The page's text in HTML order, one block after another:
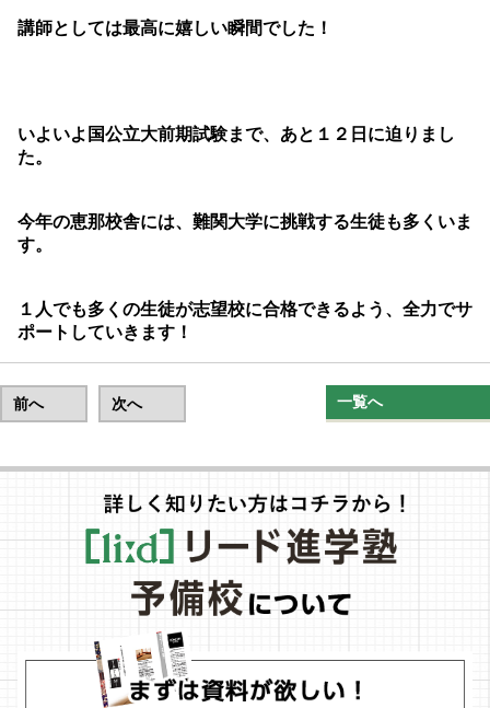
講師としては最高に嬉しい瞬間でした！
いよいよ国公立大前期試験まで、あと１２日に迫りまし
た。
今年の恵那校舎には、難関大学に挑戦する生徒も多くいま
す。
１人でも多くの生徒が志望校に合格できるよう、全力でサ
ポートしていきます！
前へ 次へ 一覧へ